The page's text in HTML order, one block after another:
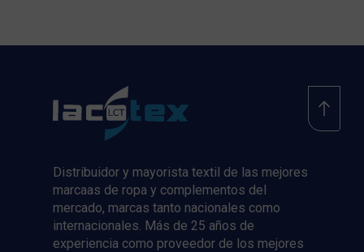
Distribuidor y mayorista textil de las mejores
marcaas de ropa y complementos del
mercado, marcas tanto nacionales como
internacionales. Más de 25 años de
experiencia como proveedor de los mejores